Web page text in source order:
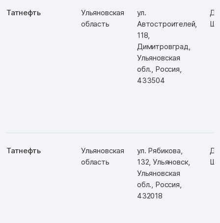
Татнефть
Ульяновская
область
ул.
Автостроителей,
118,
Димитровград,
Ульяновская
обл., Россия,
433504
Д:
Ш:
Татнефть
Ульяновская
область
ул. Рябикова,
132, Ульяновск,
Ульяновская
обл., Россия,
432018
Д:
Ш: